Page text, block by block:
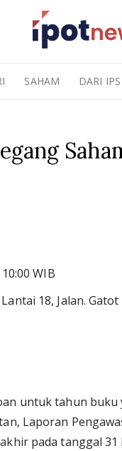
SAHAM DARI IPS
WIB
18, Jalan.
untuk tahun
Laporan
pada tanggal 31